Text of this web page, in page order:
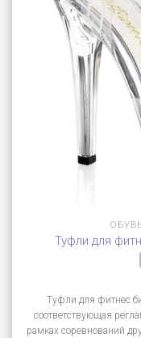
Туфли для
Туфли для фитнес
соответствующая
рамках соревнований